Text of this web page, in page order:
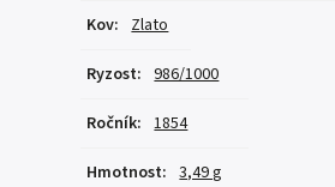
Kov: Zlato
Ryzost: 986/1000
Ročník: 1854
Hmotnost: 3,49 g